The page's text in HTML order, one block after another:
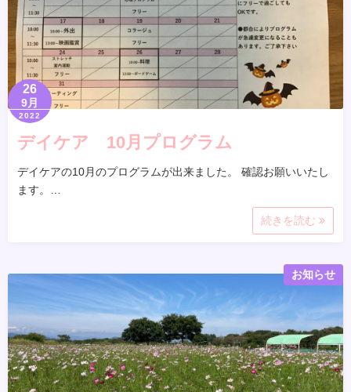
26
9月
2022
デイケア 10月プログラム
デイケアの10月のプログラムが出来ました。 確認お願いいたし
ます。…
続きを読む
お知らせ